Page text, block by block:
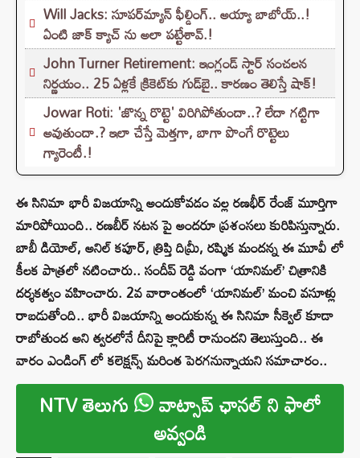
Will Jacks: సూపర్‌మ్యాన్ ఫీల్డింగ్.. అయ్యా బాబోయ్..!
ఏంటి జాక్ క్యాచ్ ను అలా పట్టేశావ్.!
John Turner Retirement: ఇంగ్లండ్ స్టార్ సంచలన
నిర్ణయం.. 25 ఏళ్లకే క్రికెట్‌కు గుడ్‌బై.. కారణం తెలిస్తే షాక్!
Jowar Roti: 'జొన్న రొట్టె' విరిగిపోతుందా..? లేదా గట్టిగా
అవుతుందా.? ఇలా చేస్తే మెత్తగా, బాగా పొంగే రొట్టెలు
గ్యారెంటీ.!
ఈ సినిమా భారీ విజయాన్ని అందుకోవడం వల్ల రణభీర్ రేంజ్ మూర్తిగా
మారిపోయింది.. రణబీర్ నటన పై అందరూ ప్రశంసలు కురిపిస్తున్నారు.
బాబీ డియోల్, అనిల్ కపూర్, త్రిప్తి దిమ్రీ, రష్మిక మందన్న ఈ మూవీ లో
కీలక పాత్రలో నటించారు.. సందీప్ రెడ్డి వంగా ‘యానిమల్’ చిత్రానికి
దర్శకత్వం వహించారు. 2వ వారాంతంలో ‘యానిమల్’ మంచి వసూళ్లు
రాబడుతోంది.. భారీ విజయాన్ని అందుకున్న ఈ సినిమా సీక్వెల్ కూడా
రాబోతుంద అని త్వరలోనే దీనిపై క్లారిటీ రానుందని తెలుస్తుంది.. ఈ
వారం ఎండింగ్ లో కలెక్షన్స్ మరింత పెరగనున్నాయని సమాచారం..
NTV తెలుగు వాట్సాప్ ఛానల్ ని ఫాలో
అవ్వండి